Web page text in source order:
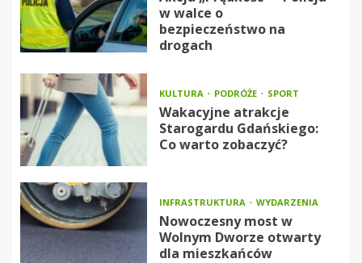
w walce o
bezpieczeństwo na
drogach
KULTURA PODRÓŻE SPORT
Wakacyjne atrakcje
Starogardu Gdańskiego:
Co warto zobaczyć?
INFRASTRUKTURA WYDARZENIA
Nowoczesny most w
Wolnym Dworze otwarty
dla mieszkańców